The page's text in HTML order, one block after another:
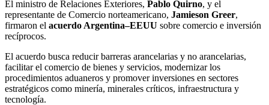
El ministro de Relaciones Exteriores, Pablo Quirno, y el
representante de Comercio norteamericano, Jamieson Greer,
firmaron el acuerdo Argentina–EEUU sobre comercio e inversión
recíprocos.
El acuerdo busca reducir barreras arancelarias y no arancelarias,
facilitar el comercio de bienes y servicios, modernizar los
procedimientos aduaneros y promover inversiones en sectores
estratégicos como minería, minerales críticos, infraestructura y
tecnología.